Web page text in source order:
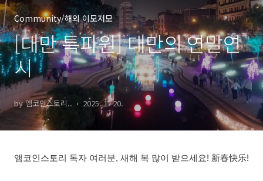
Community/해외 이모저모
[대만 특파원] 대만의 연말연
시
by 앰코인스토리.. 2025. 1. 20.
앰코인스토리 독자 여러분, 새해 복 많이 받으세요! 新春快乐!